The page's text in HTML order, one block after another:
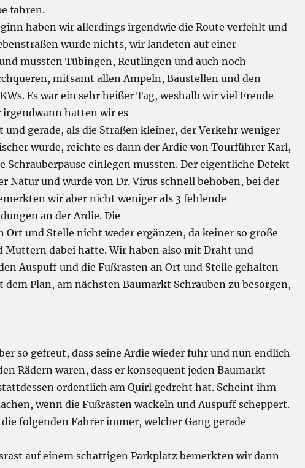
fahren.
haben wir allerdings irgendwie die Route verfehlt und
wurde nichts, wir landeten auf einer
mussten Tübingen, Reutlingen und auch noch
mitsamt allen Ampeln, Baustellen und den
Es war ein sehr heißer Tag, weshalb wir viel Freude
hatten wir es
und gerade, als die Straßen kleiner, der Verkehr weniger
wurde, reichte es dann der Ardie von Tourführer Karl,
Schrauberpause einlegen mussten. Der eigentliche Defekt
Natur und wurde von Dr. Virus schnell behoben, bei der
wir aber nicht weniger als 3 fehlende
an der Ardie. Die
Ort und Stelle nicht weder ergänzen, da keiner so große
Muttern dabei hatte. Wir haben also mit Draht und
Auspuff und die Fußrasten an Ort und Stelle gehalten
Plan, am nächsten Baumarkt Schrauben zu besorgen,
so gefreut, dass seine Ardie wieder fuhr und nun endlich
Rädern waren, dass er konsequent jeden Baumarkt
ordentlich am Quirl gedreht hat. Scheint ihm
wenn die Fußrasten wackeln und Auspuff scheppert.
folgenden Fahrer immer, welcher Gang gerade
auf einem schattigen Parkplatz bemerkten wir dann